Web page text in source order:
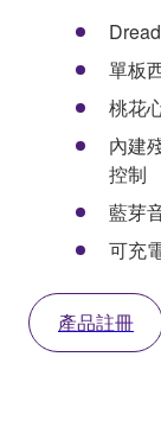
單板
桃花
內建
控制
藍芽
可充
產品註冊